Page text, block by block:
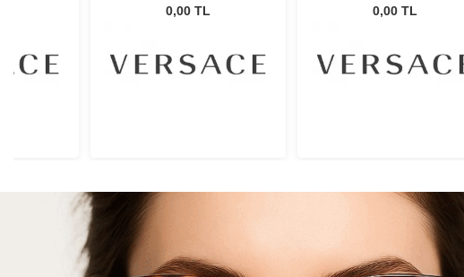
0,00 TL 0,00 TL